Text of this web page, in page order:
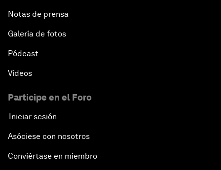
Notas de prensa
Galería de fotos
Pódcast
Vídeos
Participe en el Foro
Iniciar sesión
Asóciese con nosotros
Conviértase en miembro